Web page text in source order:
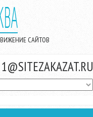
к основному содержанию
САЙТОВ
1@SITEZAKAZAT.RU